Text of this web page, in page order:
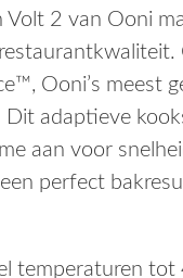
is:
€
2 van Ooni
Ooni’s meest
adaptieve
aan voor
perfect
temperaturen tot